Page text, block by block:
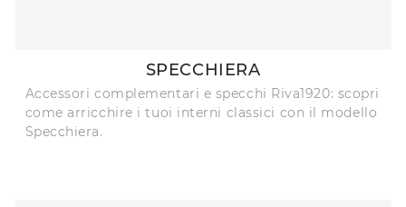
SPECCHIERA
Accessori complementari e specchi Riva1920: scopri
come arricchire i tuoi interni classici con il modello
Specchiera.